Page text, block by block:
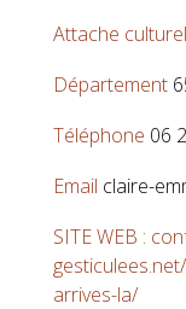
Attache
Département
Téléphone 06
Email claire-
SITE WEB :
arrives-la/